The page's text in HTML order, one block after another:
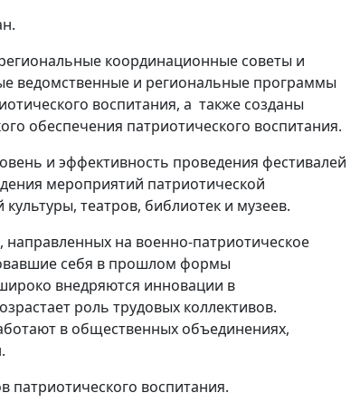
координационные советы и
ведомственные и региональные программы
воспитания, а также созданы
обеспечения патриотического воспитания.
и эффективность проведения фестивалей
мероприятий патриотической
театров, библиотек и музеев.
на военно-патриотическое
себя в прошлом формы
внедряются инновации в
роль трудовых коллективов.
в общественных объединениях,
патриотического воспитания.